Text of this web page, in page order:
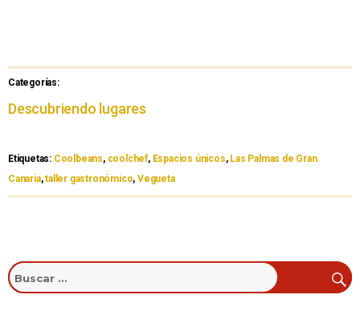
Categorías:
Descubriendo lugares
Etiquetas: Coolbeans, coolchef, Espacios únicos, Las Palmas de Gran
Canaria,taller gastronómico,Vegueta